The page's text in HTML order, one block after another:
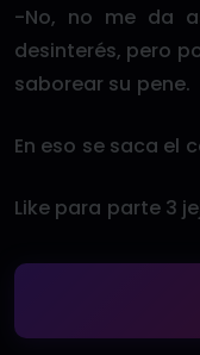
-No, no me da
desinterés, pero
saborear su pene.
En eso se saca el
Like para parte 3